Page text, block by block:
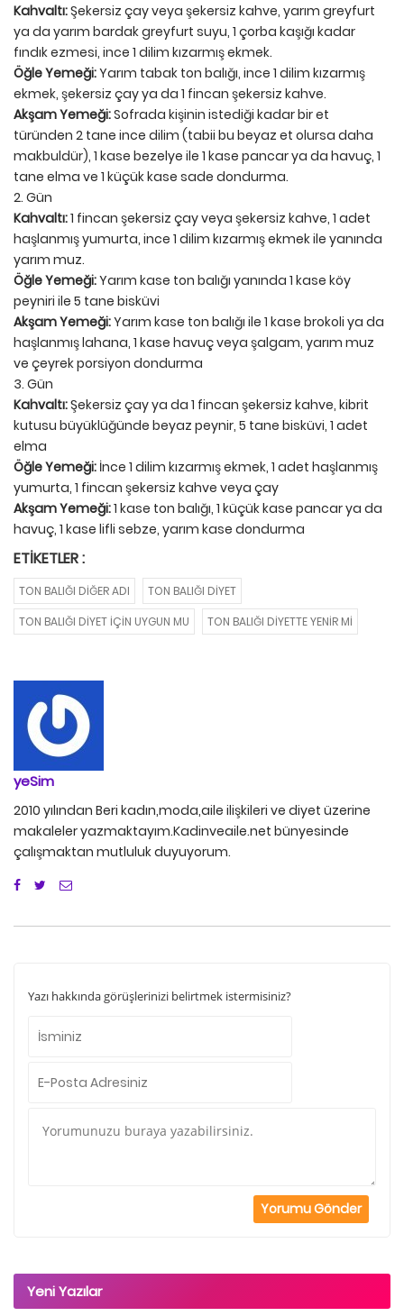
Kahvaltı:Şekersiz çay veya şekersiz kahve, yarım greyfurt
ya da yarım bardak greyfurt suyu, 1 çorba kaşığı kadar
fındık ezmesi, ince 1 dilim kızarmış ekmek.
Öğle Yemeği:Yarım tabak ton balığı, ince 1 dilim kızarmış
ekmek, şekersiz çay ya da 1 fincan şekersiz kahve.
Akşam Yemeği:Sofrada kişinin istediği kadar bir et
türünden 2 tane ince dilim (tabii bu beyaz et olursa daha
makbuldür), 1 kase bezelye ile 1 kase pancar ya da havuç, 1
tane elma ve 1 küçük kase sade dondurma.
2. Gün
Kahvaltı:1 fincan şekersiz çay veya şekersiz kahve, 1 adet
haşlanmış yumurta, ince 1 dilim kızarmış ekmek ile yanında
yarım muz.
Öğle Yemeği:Yarım kase ton balığı yanında 1 kase köy
peyniri ile 5 tane bisküvi
Akşam Yemeği:Yarım kase ton balığı ile 1 kase brokoli ya da
haşlanmış lahana, 1 kase havuç veya şalgam, yarım muz
ve çeyrek porsiyon dondurma
3. Gün
Kahvaltı:Şekersiz çay ya da 1 fincan şekersiz kahve, kibrit
kutusu büyüklüğünde beyaz peynir, 5 tane bisküvi, 1 adet
elma
Öğle Yemeği: İnce 1 dilim kızarmış ekmek, 1 adet haşlanmış
yumurta, 1 fincan şekersiz kahve veya çay
Akşam Yemeği:1 kase ton balığı, 1 küçük kase pancar ya da
havuç, 1 kase lifli sebze, yarım kase dondurma
ETIKETLER :
TON BALIĞI DIĞER ADI
TON BALIĞI DIYET
TON BALIĞI DIYET IÇIN UYGUN MU
TON BALIĞI DIYETTE YENIR MI
yeSim
2010 yılından Beri kadın,moda,aile ilişkileri ve diyet üzerine
makaleler yazmaktayım.Kadinveaile.net bünyesinde
çalışmaktan mutluluk duyuyorum.
Yazı hakkında görüşlerinizi belirtmek istermisiniz?
Yeni Yazılar